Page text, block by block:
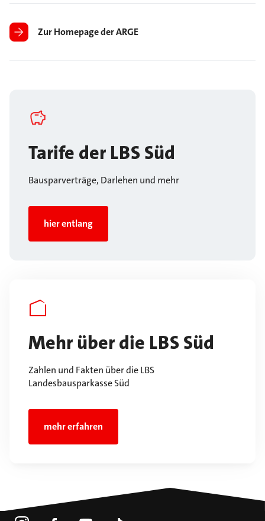
Zur Homepage der ARGE
Tarife der LBS Süd
Bausparverträge, Darlehen und mehr
hier entlang
Mehr über die LBS Süd
Zahlen und Fakten über die LBS
Landesbausparkasse Süd
mehr erfahren